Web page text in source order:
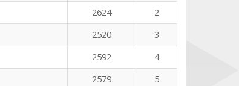
2624
2
2520
3
2592
4
2579
5